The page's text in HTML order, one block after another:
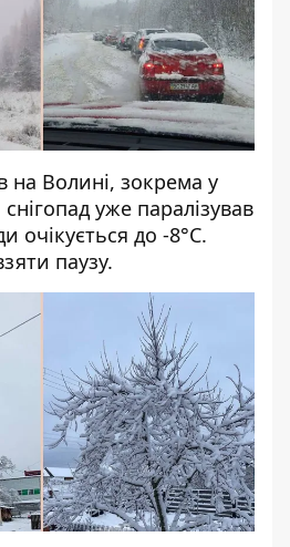
на Волині, зокрема у
уже паралізував
очікується до -8°C.
паузу.